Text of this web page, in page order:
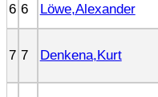
6 6 Löwe,Alexander
7 7 Denkena,Kurt